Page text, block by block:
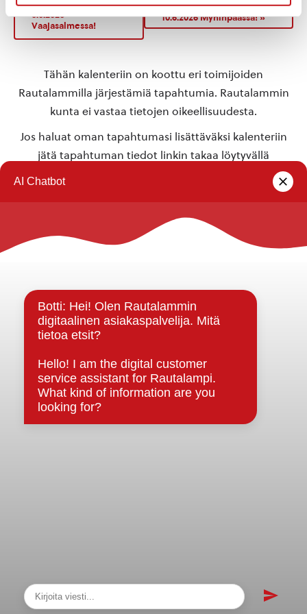
kylät strategiailta
8.6.2026
Vaajasalmessa!
luovat kylät strategiailta
10.6.2026 Myhinpäässä!»
Tähän kalenteriin on koottu eri toimijoiden
Rautalammilla järjestämiä tapahtumia. Rautalammin
kunta ei vastaa tietojen oikeellisuudesta.
Jos haluat oman tapahtumasi lisättäväksi kalenteriin
jätä tapahtuman tiedot linkin takaa löytyvällä
Rautalammin kunta
Strategiat, ohjelmat, ohjeet, suunnitelmat, säännöt ja
sopimukset
Asiakirjajulkisuuskuvaus
Evästeet
Saavutettavuusseloste
Tietosuoja
Tietosuojaselosteet